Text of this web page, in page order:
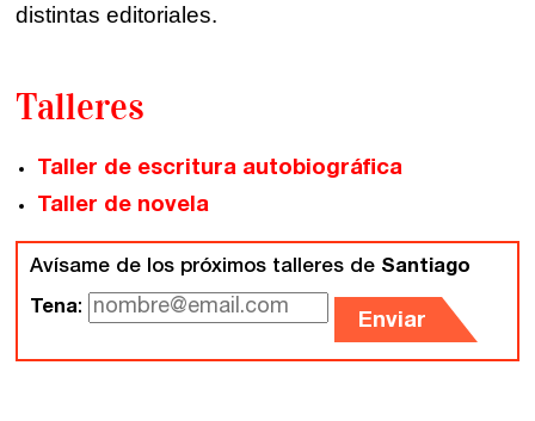
Coordinadores
Comunidad
Club de Escritura
Concursos
Editorial
distintas editoriales.
Talleres
Taller de escritura autobiográfica
Taller de novela
Avísame de los próximos talleres de Santiago
Tena:
Enviar